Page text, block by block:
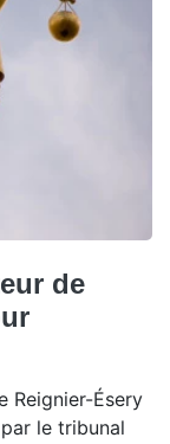
de
Reignier-Ésery
le tribunal